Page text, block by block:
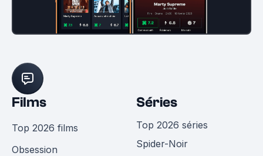
Films
Top 2026 films
Obsession
Séries
Top 2026 séries
Spider-Noir